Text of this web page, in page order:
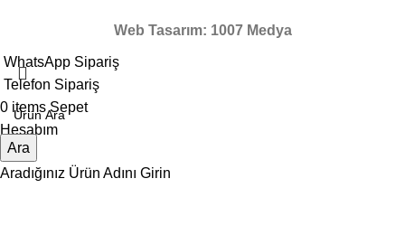
Web Tasarım: 1007 Medya
Ara
Aradığınız Ürün Adını Girin
WhatsApp Sipariş
Telefon Sipariş
0 items Sepet
Hesabım